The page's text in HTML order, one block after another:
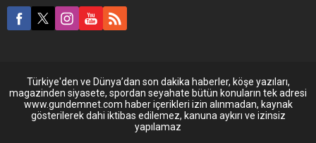
Türkiye'den ve Dünya’dan son dakika haberler, köşe yazıları,
magazinden siyasete, spordan seyahate bütün konuların tek adresi
www.gundemnet.com haber içerikleri izin alınmadan, kaynak
gösterilerek dahi iktibas edilemez, kanuna aykırı ve izinsiz
yapılamaz